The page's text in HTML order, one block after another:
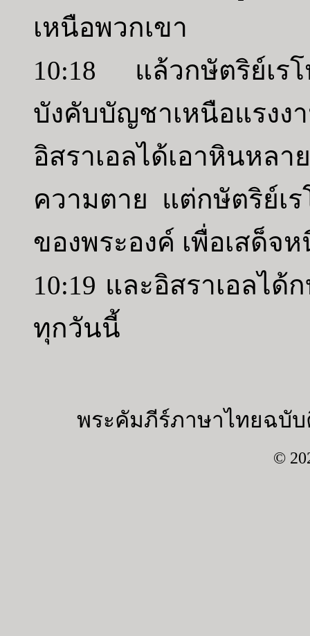
เหนือพวกเขา
10:18 แล้วกษัตริย์เร
บังคับบัญชาเหนือแรง
อิสราเอลได้เอาหินหล
ความตาย แต่กษัตริย์เ
ของพระองค์ เพื่อเสด็จ
10:19 และอิสราเอลไ
ทุกวันนี้
พระคัมภีร์ภาษาไทยฉบับ
©